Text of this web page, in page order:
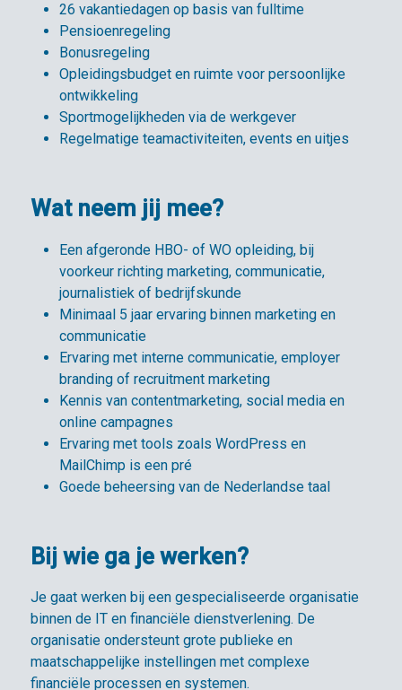
26 vakantiedagen op basis van fulltime
Pensioenregeling
Bonusregeling
Opleidingsbudget en ruimte voor persoonlijke
ontwikkeling
Sportmogelijkheden via de werkgever
Regelmatige teamactiviteiten, events en uitjes
Wat neem jij mee?
Een afgeronde HBO- of WO opleiding, bij
voorkeur richting marketing, communicatie,
journalistiek of bedrijfskunde
Minimaal 5 jaar ervaring binnen marketing en
communicatie
Ervaring met interne communicatie, employer
branding of recruitment marketing
Kennis van contentmarketing, social media en
online campagnes
Ervaring met tools zoals WordPress en
MailChimp is een pré
Goede beheersing van de Nederlandse taal
Bij wie ga je werken?
Je gaat werken bij een gespecialiseerde organisatie
binnen de IT en financiële dienstverlening. De
organisatie ondersteunt grote publieke en
maatschappelijke instellingen met complexe
financiële processen en systemen.